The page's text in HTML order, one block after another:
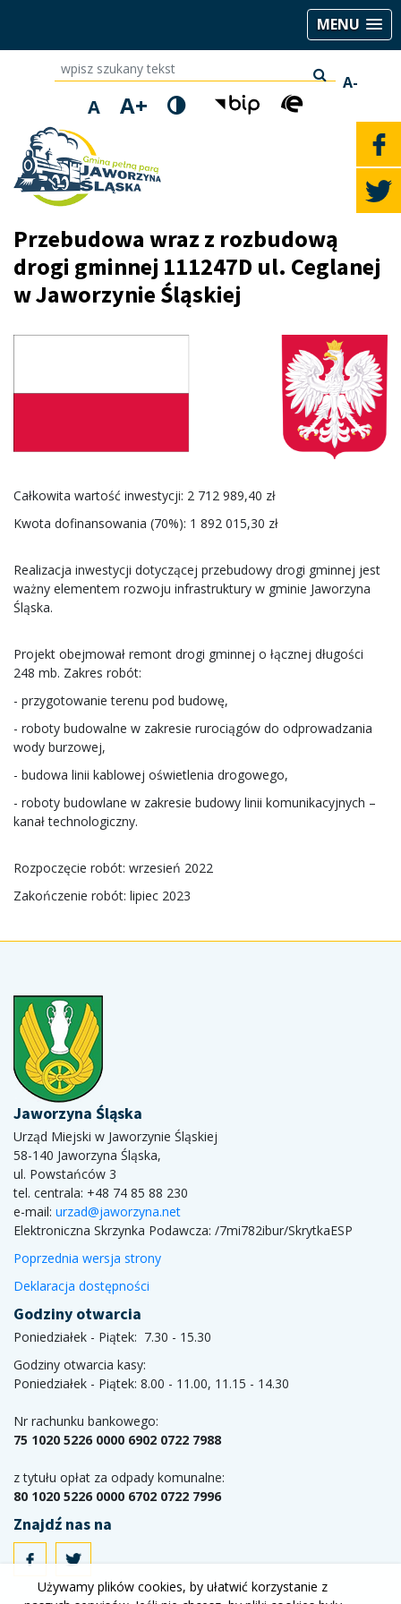
MENU
wpisz szukany tekst
A-
A A+
Przebudowa wraz z rozbudową
drogi gminnej 111247D ul. Ceglanej
w Jaworzynie Śląskiej
Całkowita wartość inwestycji: 2 712 989,40 zł
Kwota dofinansowania (70%): 1 892 015,30 zł
Realizacja inwestycji dotyczącej przebudowy drogi gminnej jest
ważny elementem rozwoju infrastruktury w gminie Jaworzyna
Śląska.
Projekt obejmował remont drogi gminnej o łącznej długości
248 mb. Zakres robót:
- przygotowanie terenu pod budowę,
- roboty budowalne w zakresie rurociągów do odprowadzania
wody burzowej,
- budowa linii kablowej oświetlenia drogowego,
- roboty budowlane w zakresie budowy linii komunikacyjnych –
kanał technologiczny.
Rozpoczęcie robót: wrzesień 2022
Zakończenie robót: lipiec 2023
Jaworzyna Śląska
Urząd Miejski w Jaworzynie Śląskiej
58-140 Jaworzyna Śląska,
ul. Powstańców 3
tel. centrala: +48 74 85 88 230
e-mail: urzad@jaworzyna.net
Elektroniczna Skrzynka Podawcza: /7mi782ibur/SkrytkaESP
Poprzednia wersja strony
Deklaracja dostępności
Godziny otwarcia
Poniedziałek - Piątek: 7.30 - 15.30
Godziny otwarcia kasy:
Poniedziałek - Piątek: 8.00 - 11.00, 11.15 - 14.30
Nr rachunku bankowego:
75 1020 5226 0000 6902 0722 7988
z tytułu opłat za odpady komunalne:
80 1020 5226 0000 6702 0722 7996
Znajdź nas na
Używamy plików cookies, by ułatwić korzystanie z